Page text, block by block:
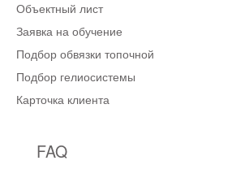
Объектный лист
Заявка на обучение
Подбор обвязки топочной
Подбор гелиосистемы
Карточка клиента
FAQ